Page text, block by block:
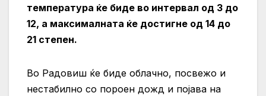
температура ќе биде во интервал од 3 до
12, а максималната ќе достигне од 14 до
21 степен.
Во Радовиш ќе биде облачно, посвежо и
нестабилно со пороен дожд и појава на